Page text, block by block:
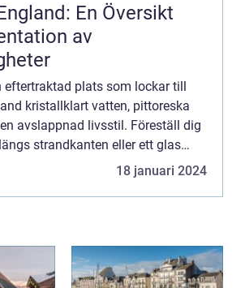
En Översikt
av
eftertraktad plats som lockar till
kristallklart vatten, pittoreska
avslappnad livsstil. Föreställ dig
strandkanten eller ett glas
med uts...
18 januari 2024